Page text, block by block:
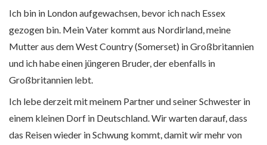
Ich bin in London aufgewachsen, bevor ich nach Essex
gezogen bin. Mein Vater kommt aus Nordirland, meine
Mutter aus dem West Country (Somerset) in Großbritannien
und ich habe einen jüngeren Bruder, der ebenfalls in
Großbritannien lebt.
Ich lebe derzeit mit meinem Partner und seiner Schwester in
einem kleinen Dorf in Deutschland. Wir warten darauf, dass
das Reisen wieder in Schwung kommt, damit wir mehr von